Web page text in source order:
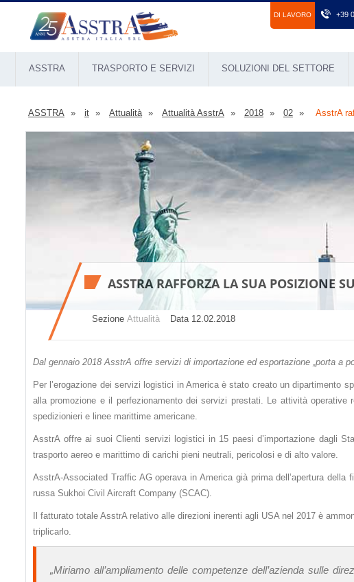
DI LAVORO +39
ASSTRA TRASPORTO E SERVIZI SOLUZIONI DEL SETTORE
ASSTRA it Attualità Attualità AsstrA 2018 02 AsstrA
ASSTRA RAFFORZA LA SUA POSIZIONE
Sezione Attualità Datа 12.02.2018
Dal gennaio 2018 AsstrA offre servizi di importazione ed esportazione „porta a
Per l’erogazione dei servizi logistici in America è stato creato un dipartimento
alla promozione e il perfezionamento dei servizi prestati. Le attività
spedizionieri e linee marittime americane.
AsstrA offre ai suoi Сlienti servizi logistici in 15 paesi d’importazione dagli
trasporto aereo e marittimo di carichi pieni neutrali, pericolosi e di alto valore.
AsstrA-Associated Traffic AG operava in America già prima dell’apertura
russa Sukhoi Civil Aircraft Company (SCAC).
Il fatturato totale AsstrA relativo alle direzioni inerenti agli USA nel 2017 è
triplicarlo.
„Miriamo all’ampliamento delle competenze dell’azienda sulle